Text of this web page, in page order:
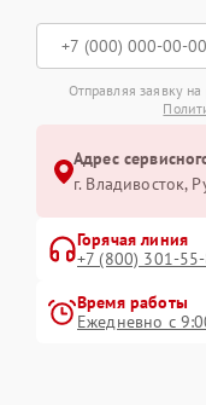
Отправляя заявку
Адрес
г. Владивосток,
Горячая линия
+7 (800) 301-
Время работы
Ежедневно с